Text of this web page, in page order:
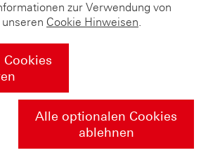
zur Verwendung von
Cookie Hinweisen.
Alle optionalen Cookies
ablehnen